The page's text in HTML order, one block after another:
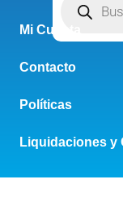
Mi Cuenta
Contacto
Políticas
Liquidaciones y